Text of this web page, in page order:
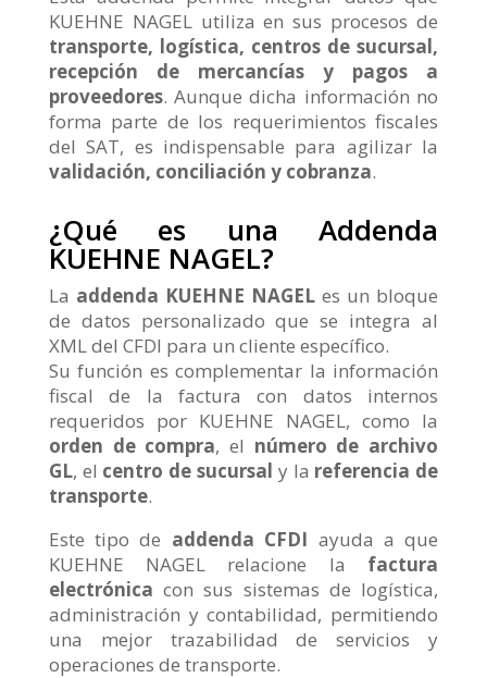
KUEHNE NAGEL utiliza en sus procesos de
transporte, logística, centros de sucursal,
recepción de mercancías y pagos a
proveedores. Aunque dicha información no
forma parte de los requerimientos fiscales
del SAT, es indispensable para agilizar la
validación, conciliación y cobranza.
¿Qué es una Addenda
KUEHNE NAGEL?
La addenda KUEHNE NAGEL es un bloque
de datos personalizado que se integra al
XML del CFDI para un cliente específico.
Su función es complementar la información
fiscal de la factura con datos internos
requeridos por KUEHNE NAGEL, como la
orden de compra, el número de archivo
GL, el centro de sucursal y la referencia de
transporte.
Este tipo de addenda CFDI ayuda a que
KUEHNE NAGEL relacione la factura
electrónica con sus sistemas de logística,
administración y contabilidad, permitiendo
una mejor trazabilidad de servicios y
operaciones de transporte.